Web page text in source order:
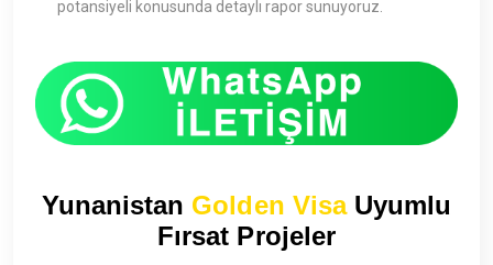
potansiyeli konusunda detaylı rapor sunuyoruz.
Yunanistan Golden VisaUyumlu
Fırsat Projeler